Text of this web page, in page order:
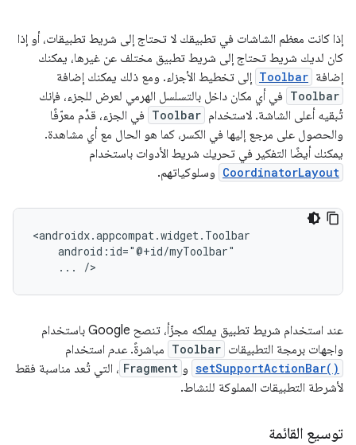
إذا كانت معظم الشاشات في تطبيقك لا تحتاج إلى شريط تطبيقات، أو إذا
كان لديك شريط تحتاج إلى شريط تطبيق مختلف عن غيرها، يمكنك
إضافة Toolbar إلى تخطيط الأجزاء. ومع ذلك يمكنك إضافة
Toolbar في أي مكان داخل بالتسلسل الهرمي لعرض للجزء، فإنك
تُبقيه أعلى الشاشة. لاستخدام Toolbar في الجزء، قدِّم معرّفًا
والحصول على مرجع إليها في الكسر، كما هو الحال مع أي مشاهدة.
يمكنك أيضًا التفكير في تحريك شريط الأدوات باستخدام
CoordinatorLayout وسلوكياتهم.
...
عند استخدام شريط تطبيق يملكه مجزّأ، تنصح Google باستخدام
واجهات برمجة التطبيقات Toolbar مباشرةً. عدم استخدام
setSupportActionBar() و Fragment ، التي تُعد مناسبة فقط
لأشرطة التطبيقات المملوكة للنشاط.
توسيع القائمة